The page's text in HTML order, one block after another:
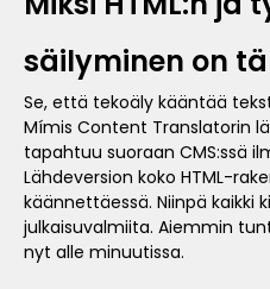
säilyminen on
Se, että tekoäly kääntää
Mímis Content Translatorin
tapahtuu suoraan CMS:ssä
Lähdeversion koko HTML-
käännettäessä. Niinpä kaikki
julkaisuvalmiita. Aiemmin
nyt alle minuutissa.